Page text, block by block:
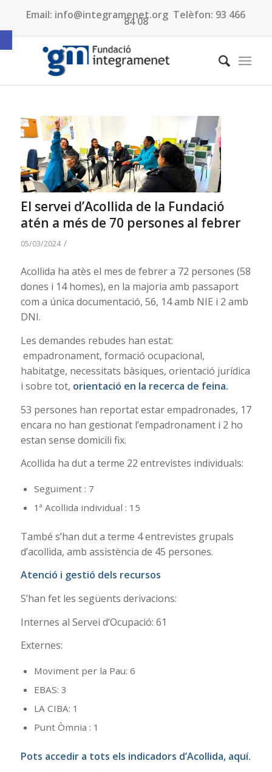
Obre la barra d'eines
Email: info@integramenet.org Telèfon: 93 466
84 08
El servei d’Acollida de la Fundació
atén a més de 70 persones al febrer
05/03/2024 /
Acollida ha atès el mes de febrer a 72 persones (58
dones i 14 homes), en la majoria amb passaport
com a única documentació, 56, 14 amb NIE i 2 amb
DNI.
Les demandes rebudes han estat:
empadronament, formació ocupacional,
habitatge, necessitats bàsiques, orientació jurídica
i sobre tot, orientació en la recerca de feina.
53 persones han reportat estar empadronades, 17
encara no han gestionat l’empadronament i 2 ho
estan sense domicili fix.
Acollida ha dut a terme 22 entrevistes individuals:
Seguiment : 7
1ª Acollida individual : 15
També s’han dut a terme 4 entrevistes grupals
d’acollida, amb assistència de 45 persones.
Atenció i gestió dels recursos
S’han fet les següents derivacions:
Internes al Servei d’Ocupació: 61
Externes:
Moviment per la Pau: 6
EBAS: 3
LA CIBA: 1
Punt Òmnia : 1
Pots accedir a tots els indicadors d’Acollida, aquí.